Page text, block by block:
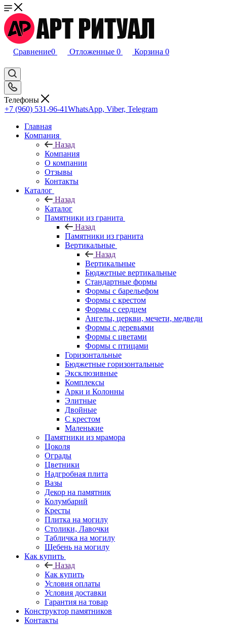
Сравнение0 Отложенные 0 Корзина 0
Телефоны
+7 (960) 531-96-41WhatsApp, Viber, Telegram
Главная
Компания
Назад
Компания
О компании
Отзывы
Контакты
Каталог
Назад
Каталог
Памятники из гранита
Назад
Памятники из гранита
Вертикальные
Назад
Вертикальные
Бюджетные вертикальные
Стандартные формы
Формы с барельефом
Формы с крестом
Формы с сердцем
Ангелы, церкви, мечети, медведи
Формы с деревьями
Формы с цветами
Формы с птицами
Горизонтальные
Бюджетные горизонтальные
Эксклюзивные
Комплексы
Арки и Колонны
Элитные
Двойные
С крестом
Маленькие
Памятники из мрамора
Цоколя
Ограды
Цветники
Надгробная плита
Вазы
Декор на памятник
Колумбарий
Кресты
Плитка на могилу
Столики, Лавочки
Табличка на могилу
Щебень на могилу
Как купить
Назад
Как купить
Условия оплаты
Условия доставки
Гарантия на товар
Конструктор памятников
Контакты